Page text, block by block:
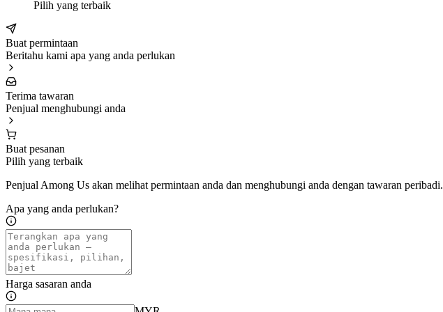
Pilih yang terbaik
Buat permintaan
Beritahu kami apa yang anda perlukan
Terima tawaran
Penjual menghubungi anda
Buat pesanan
Pilih yang terbaik
Penjual Among Us akan melihat permintaan anda dan menghubungi anda dengan tawaran peribadi.
Apa yang anda perlukan?
Harga sasaran anda